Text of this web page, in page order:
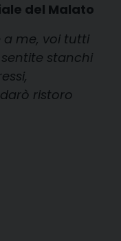
del Malato
a me, voi tutti
stanchi
ristoro